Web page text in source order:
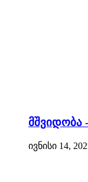
მშვიდობა
ივნისი 14,